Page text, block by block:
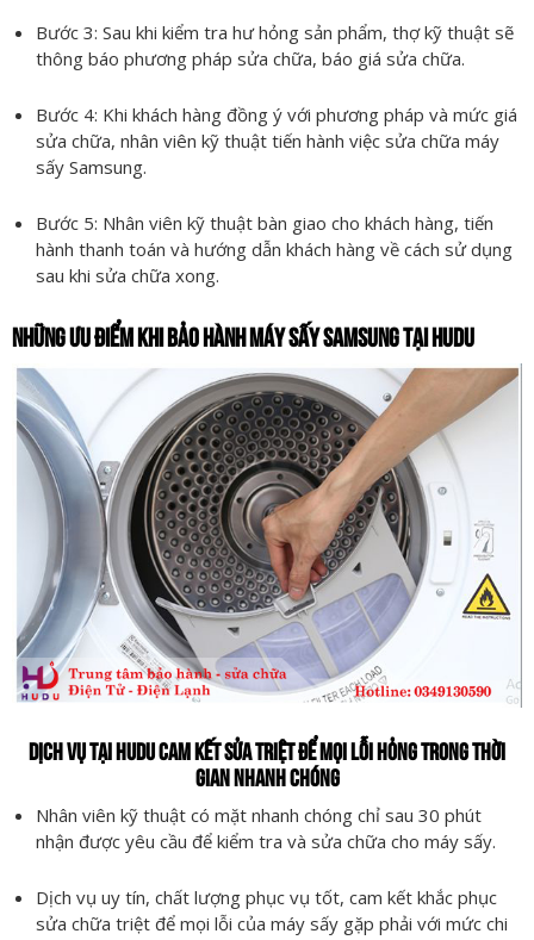
Bước 3: Sau khi kiểm tra hư hỏng sản phẩm, thợ kỹ thuật sẽ
thông báo phương pháp sửa chữa, báo giá sửa chữa.
Bước 4: Khi khách hàng đồng ý với phương pháp và mức giá
sửa chữa, nhân viên kỹ thuật tiến hành việc sửa chữa máy
sấy Samsung.
Bước 5: Nhân viên kỹ thuật bàn giao cho khách hàng, tiến
hành thanh toán và hướng dẫn khách hàng về cách sử dụng
sau khi sửa chữa xong.
NHỮNG ƯU ĐIỂM KHI BẢO HÀNH MÁY SẤY SAMSUNG TẠI HUDU
DỊCH VỤ TẠI HUDU CAM KẾT SỬA TRIỆT ĐỂ MỌI LỖI HỎNG TRONG THỜI
GIAN NHANH CHÓNG
Nhân viên kỹ thuật có mặt nhanh chóng chỉ sau 30 phút
nhận được yêu cầu để kiểm tra và sửa chữa cho máy sấy.
Dịch vụ uy tín, chất lượng phục vụ tốt, cam kết khắc phục
sửa chữa triệt để mọi lỗi của máy sấy gặp phải với mức chi